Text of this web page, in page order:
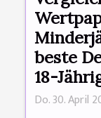
beste
18-
Do. 30. April